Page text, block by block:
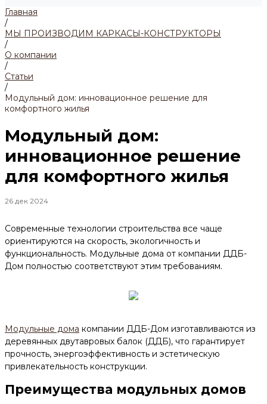
Главная
/
МЫ ПРОИЗВОДИМ КАРКАСЫ-КОНСТРУКТОРЫ
/
О компании
/
Статьи
/
Модульный дом: инновационное решение для
комфортного жилья
Модульный дом:
инновационное решение
для комфортного жилья
26 дек 2024
Современные технологии строительства все чаще
ориентируются на скорость, экологичность и
функциональность. Модульные дома от компании ДДБ-
Дом полностью соответствуют этим требованиям.
Модульные дома компании ДДБ-Дом изготавливаются из
деревянных двутавровых балок (ДДБ), что гарантирует
прочность, энергоэффективность и эстетическую
привлекательность конструкции.
Преимущества модульных домов